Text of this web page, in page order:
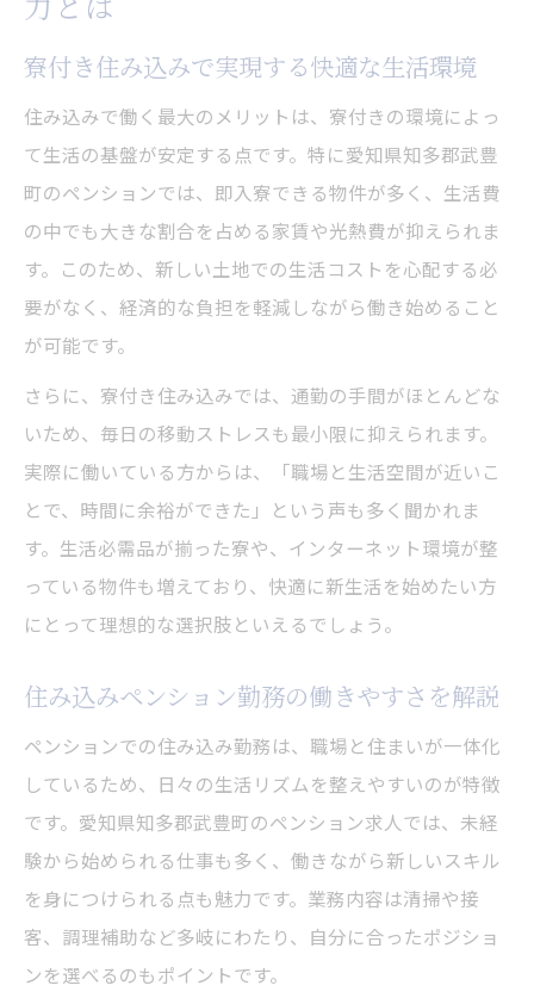
寮付き住み込みで実現する快適な生活環境
住み込みで働く最大のメリットは、寮付きの環境によっ
て生活の基盤が安定する点です。特に愛知県知多郡武豊
町のペンションでは、即入寮できる物件が多く、生活費
の中でも大きな割合を占める家賃や光熱費が抑えられま
す。このため、新しい土地での生活コストを心配する必
要がなく、経済的な負担を軽減しながら働き始めること
が可能です。
さらに、寮付き住み込みでは、通勤の手間がほとんどな
いため、毎日の移動ストレスも最小限に抑えられます。
実際に働いている方からは、「職場と生活空間が近いこ
とで、時間に余裕ができた」という声も多く聞かれま
す。生活必需品が揃った寮や、インターネット環境が整
っている物件も増えており、快適に新生活を始めたい方
にとって理想的な選択肢といえるでしょう。
住み込みペンション勤務の働きやすさを解説
ペンションでの住み込み勤務は、職場と住まいが一体化
しているため、日々の生活リズムを整えやすいのが特徴
です。愛知県知多郡武豊町のペンション求人では、未経
験から始められる仕事も多く、働きながら新しいスキル
を身につけられる点も魅力です。業務内容は清掃や接
客、調理補助など多岐にわたり、自分に合ったポジショ
ンを選べるのもポイントです。